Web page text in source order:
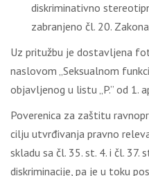
diskriminativno
zabranjeno čl. 20.
Uz pritužbu je dostavljena
naslovom „Seksualnom
objavljenog u listu „P.” od 1.
Poverenica za zaštitu
cilju utvrđivanja pravno
skladu sa čl. 35. st. 4. i čl. 37.
diskriminacije, pa je u toku